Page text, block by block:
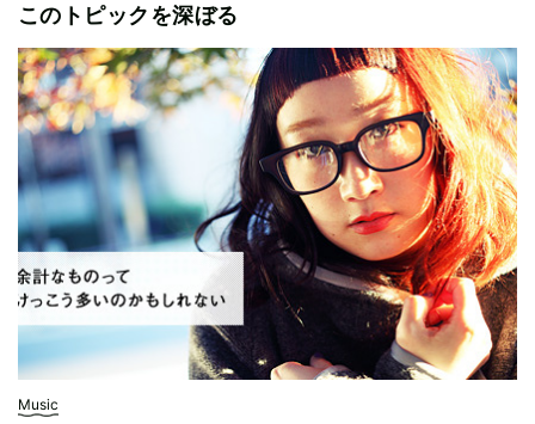
このトピックを深ぼる
Music